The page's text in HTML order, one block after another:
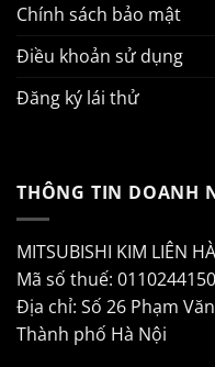
Chính sách bảo mật
Điều khoản sử dụng
Đăng ký lái thử
THÔNG TIN DOANH
MITSUBISHI KIM LIÊN
Mã số thuế: 0110244150
Địa chỉ: Số 26 Phạm
Thành phố Hà Nội